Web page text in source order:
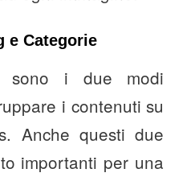
e Categorie
sono i due modi
i contenuti su
Anche questi due
importanti per una